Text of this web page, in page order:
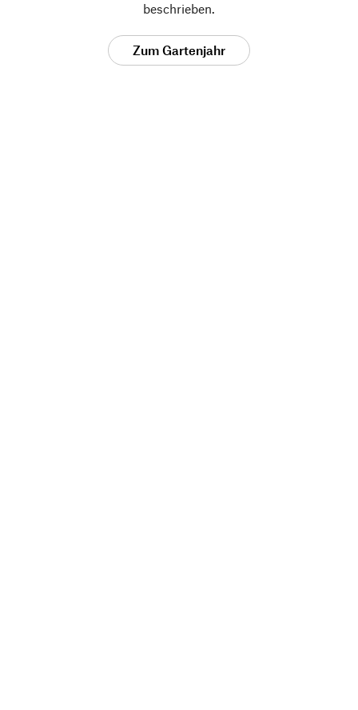
beschrieben.
Zum Gartenjahr